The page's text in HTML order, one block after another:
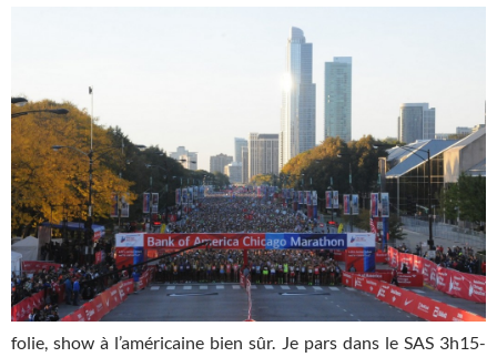
folie, show à l’américaine bien sûr. Je pars dans le SAS 3h15-